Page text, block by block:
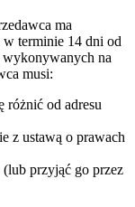
ma
terminie 14 dni od
na
musi:
różnić od adresu
z ustawą o prawach
przyjąć go przez